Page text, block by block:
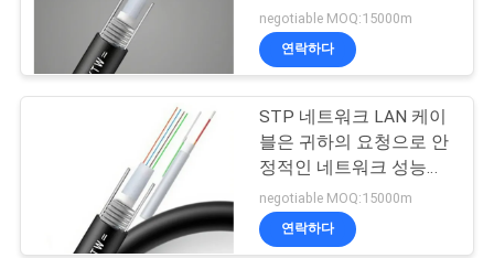
락
CAT5E 패치 코드
23
negotiable MOQ:15000m
연락하다
STP 네트워크 LAN 케이
블은 귀하의 요청으로 안
정적인 네트워크 성능을
위해 재킷 컬러 유도
CU/CCA
negotiable MOQ:15000m
연락하다